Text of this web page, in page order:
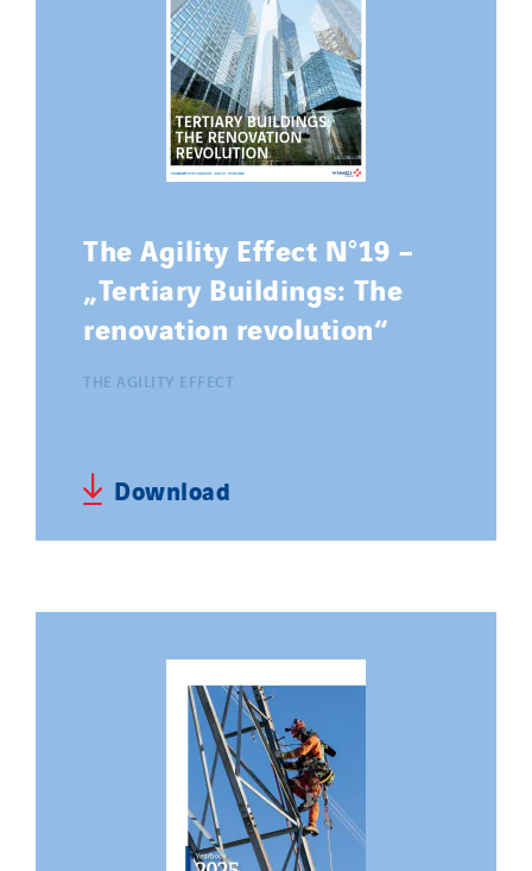
The Agility Effect N°19 –
„Tertiary Buildings: The
renovation revolution“
THE AGILITY EFFECT
Download